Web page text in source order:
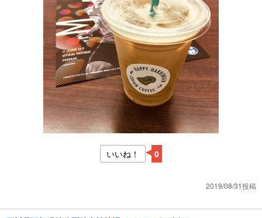
いいね！ 0
2019/08/31投稿